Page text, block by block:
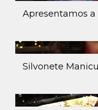
Apresentamos a
Silvonete